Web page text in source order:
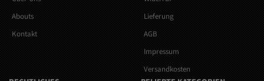
Abouts
Kontakt
Lieferung
AGB
Impressum
Versandkosten